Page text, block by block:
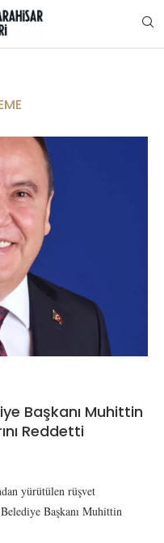
Başkanı Muhittin
Reddetti
yürütülen rüşvet
Başkanı Muhittin